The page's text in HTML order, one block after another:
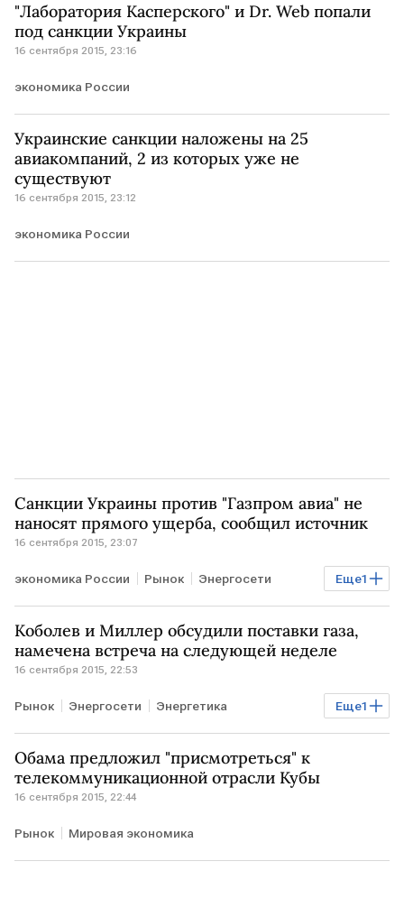
"Лаборатория Касперского" и Dr. Web попали
под санкции Украины
16 сентября 2015, 23:16
экономика России
Украинские санкции наложены на 25
авиакомпаний, 2 из которых уже не
существуют
16 сентября 2015, 23:12
экономика России
Санкции Украины против "Газпром авиа" не
наносят прямого ущерба, сообщил источник
16 сентября 2015, 23:07
Еще1
экономика России Рынок Энергосети
Энергетика
Коболев и Миллер обсудили поставки газа,
намечена встреча на следующей неделе
16 сентября 2015, 22:53
Еще1
Рынок Энергосети Энергетика
Газовые отношения РФ, Украины и ЕС
Обама предложил "присмотреться" к
телекоммуникационной отрасли Кубы
16 сентября 2015, 22:44
Рынок Мировая экономика